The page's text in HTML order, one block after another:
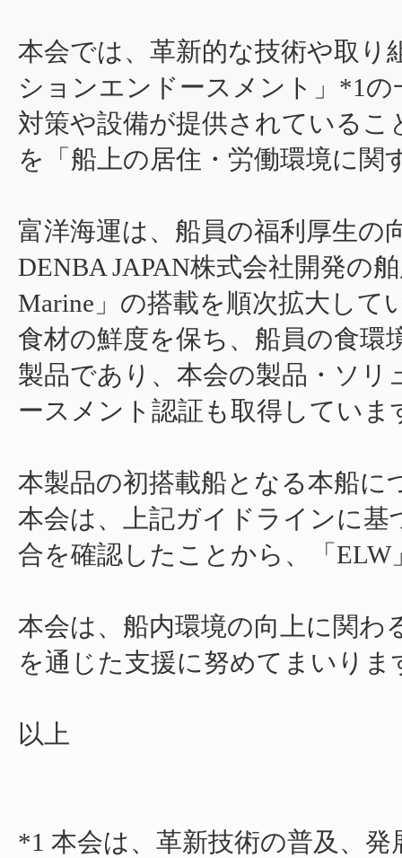
本会では、革新的な技術や取
ションエンドースメント」*1
対策や設備が提供されている
を「船上の居住・労働環境に
富洋海運は、船員の福利厚生の
DENBA JAPAN株式会社開発の
Marine」の搭載を順次拡大して
食材の鮮度を保ち、船員の食環
製品であり、本会の製品・ソ
ースメント認証も取得していま
本製品の初搭載船となる本船
本会は、上記ガイドラインに
合を確認したことから、「
本会は、船内環境の向上に関わ
を通じた支援に努めてまいりま
以上
*1 本会は、革新技術の普及、